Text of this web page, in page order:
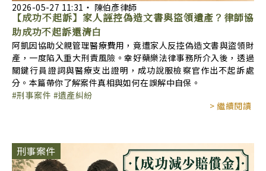
2026-05-27 11:31 ‧ 陳伯彥律師
【成功不起訴】家人誣控偽造文書與盜領遺產？律師協
助成功不起訴還清白
阿凱因協助父親管理醫療費用，竟遭家人反控偽造文書與盜領財
產，一度陷入重大刑責風險。幸好蘗樂法律事務所介入後，透過
關鍵行員證詞與醫療支出證明，成功說服檢察官作出不起訴處
分。本篇帶你了解案件真相與如何在誤解中自保。
刑事案件
遺產糾紛
> 繼續閱讀
刑事案件